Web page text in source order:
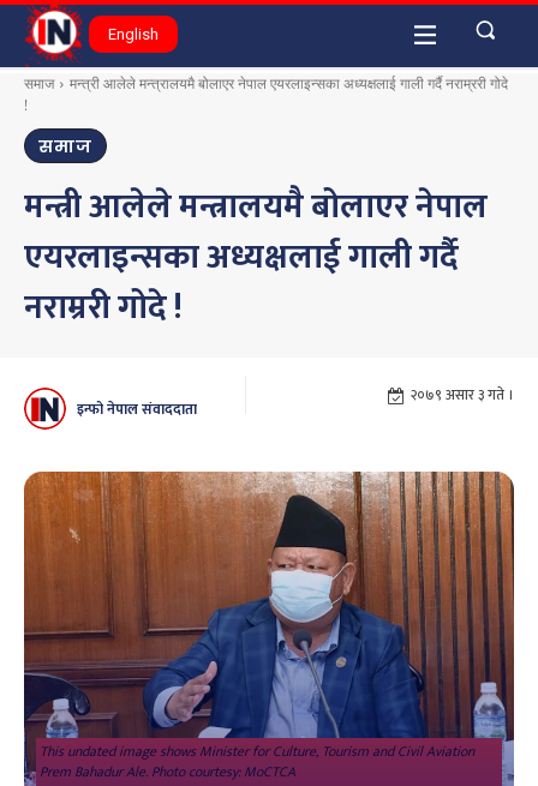
English
समाज
मन्त्री आलेले मन्त्रालयमै बोलाएर नेपाल एयरलाइन्सका अध्यक्षलाई गाली गर्दै नराम्ररी गोदे
!
समाज
मन्त्री आलेले मन्त्रालयमै बोलाएर नेपाल
एयरलाइन्सका अध्यक्षलाई गाली गर्दै
नराम्ररी गोदे !
इन्फो नेपाल संवाददाता
२०७९ असार ३ गते ।
This undated image shows Minister for Culture, Tourism and Civil Aviation
Prem Bahadur Ale. Photo courtesy: MoCTCA